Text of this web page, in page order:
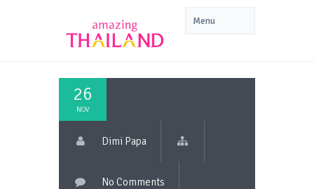
26
NOV
Dimi Papa
No Comments